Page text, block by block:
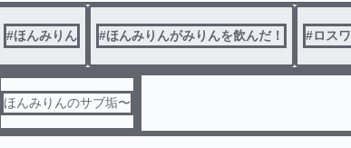
#ほんみりん #ほんみりんがみりんを飲んだ！ #ロスワ
ほんみりんのサブ垢〜